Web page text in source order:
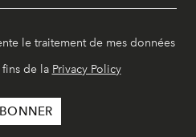
le traitement de mes données
de la Privacy Policy